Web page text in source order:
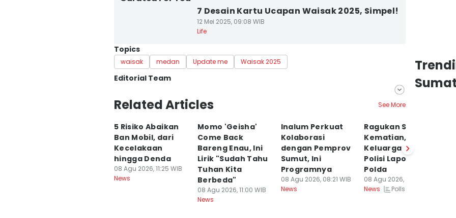
7 Desain Kartu Ucapan Waisak 2025, Simpel!
12 Mei 2025, 09:08 WIB
Life
Topics
waisak medan Update me Waisak 2025
Editorial Team
Editor
Indah Permata Sari
Editor
Doni Hermawan
Related Articles See More
5 Risiko Abaikan
Ban Mobil, dari
Kecelakaan
hingga Denda
08 Agu 2026, 11:25 WIB
News
Momo 'Geisha'
Come Back
Bareng Enau, Ini
Lirik "Sudah Tahu
Tuhan Kita
Berbeda"
08 Agu 2026, 11:00 WIB
News
Inalum Perkuat
Kolaborasi
dengan Pemprov
Sumut, Ini
Programnya
08 Agu 2026, 08:21 WIB
News
Ragukan Sebab
Kematian,
Keluarga Eks Istri
Polisi Lapor ke
Polda
08 Agu 2026, 07:25 WIB
News
Polls